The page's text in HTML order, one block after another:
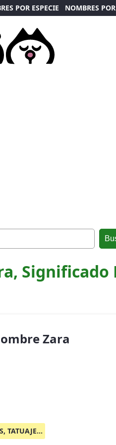
POR ESPECIE NOMBRES
Significado
Zara
TATUAJE...